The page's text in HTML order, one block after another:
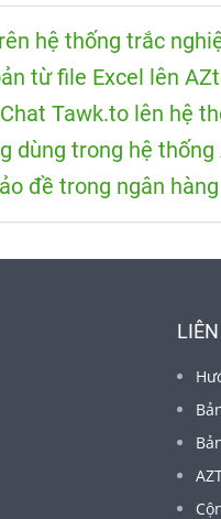
hệ thống trắc
từ file Excel lên
Tawk.to lên hệ
dùng trong hệ thống
đề trong ngân